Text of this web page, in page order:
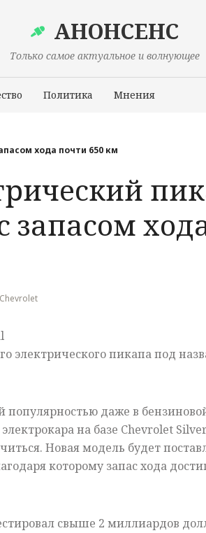
АНОНСЕНС
Только самое актуальное и волнующее
Политика Мнения
хода почти 650 км
запасом
электрического пикапа под
популярностью даже в
на базе Chevrolet
Новая модель будет
которому запас хода
свыше 2 миллиардов